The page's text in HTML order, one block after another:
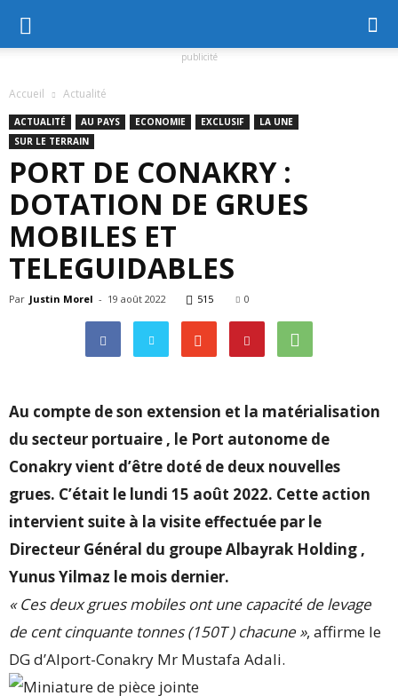
publicité
Accueil Actualité
ACTUALITÉ AU PAYS ECONOMIE EXCLUSIF
LA UNE
SUR LE TERRAIN
PORT DE CONAKRY :
DOTATION DE GRUES
MOBILES ET
TELEGUIDABLES
Par Justin Morel - 19 août 2022 515 0
Au compte de son extension et la matérialisation
du secteur portuaire , le Port autonome de
Conakry vient d’être doté de deux nouvelles
grues. C’était le lundi 15 août 2022. Cette action
intervient suite à la visite effectuée par le
Directeur Général du groupe Albayrak Holding ,
Yunus Yilmaz le mois dernier.
« Ces deux grues mobiles ont une capacité de levage
de cent cinquante tonnes (150T ) chacune », affirme le
DG d’Alport-Conakry Mr Mustafa Adali.